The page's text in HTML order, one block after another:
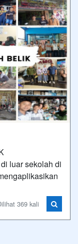
luar sekolah di
369 kali